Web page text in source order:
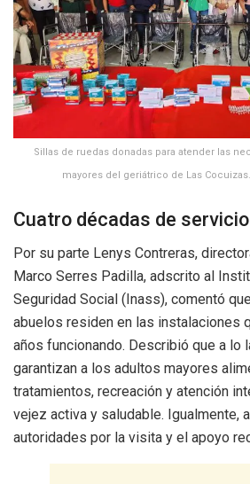
Sillas de ruedas donadas para atender las
mayores del geriátrico de Las
Cuatro décadas de
Por su parte Lenys Contreras,
Marco Serres Padilla, adscrito al
Seguridad Social (Inass), comentó
abuelos residen en las instalaciones
años funcionando. Describió que a lo
garantizan a los adultos mayores
tratamientos, recreación y atención
vejez activa y saludable. Igualmente,
autoridades por la visita y el apoyo